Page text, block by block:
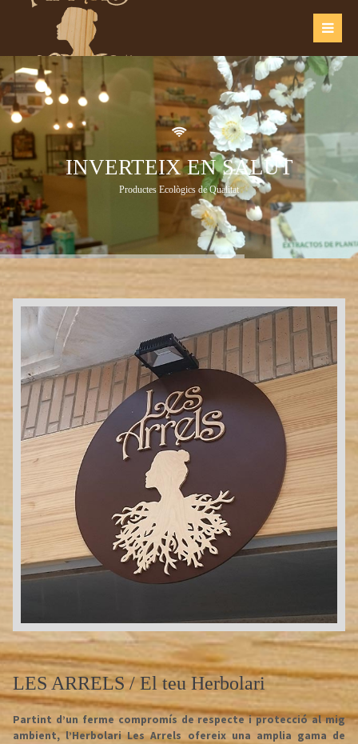
Login
Usuario
Contraseña
Register|Lost your password?
Support
Lorem ipsum dolor sit amet:
24h/ 365days
We offer support for our customers
Mon - Fri 8:00am - 5:00pm(GMT +1)
Get in touch
Cybersteel Inc.
376-293 City Road, Suite 600
San Francisco, CA 94102
Have any questions?
info@yourdomain.com
About us
Lorem ipsum dolor sit amet, consectetuer adipiscing elit.
Aenean commodo ligula eget dolor. Aenean massa. Cum sociis natoque
penatibus et magnis dis parturient montes, nascetur ridiculus mus.
INVERTEIX EN SALUT
Productes Ecològics de Qualitat
LES ARRELS /El teu Herbolari
Partint d’un ferme compromís de respecte i protecció al mig
ambient, l’Herbolari Les Arrels ofereix una amplia gama de